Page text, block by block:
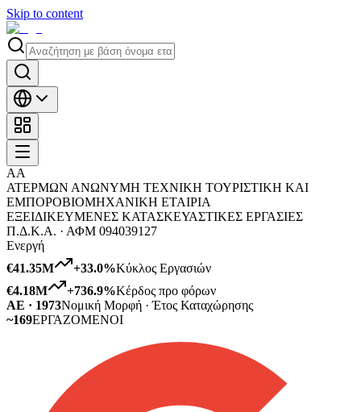
Skip to content
ΑΑ
ΑΤΕΡΜΩΝ ΑΝΩΝΥΜΗ ΤΕΧΝΙΚΗ ΤΟΥΡΙΣΤΙΚΗ ΚΑΙ
ΕΜΠΟΡΟΒΙΟΜΗΧΑΝΙΚΗ ΕΤΑΙΡΙΑ
ΕΞΕΙΔΙΚΕΥΜΕΝΕΣ ΚΑΤΑΣΚΕΥΑΣΤΙΚΕΣ ΕΡΓΑΣΙΕΣ
Π.Δ.Κ.Α. · ΑΦΜ 094039127
Ενεργή
€41.35M
+33.0%Κύκλος Εργασιών
€4.18M
+736.9%Κέρδος προ φόρων
ΑΕ · 1973Νομική Μορφή · Έτος Καταχώρησης
~169ΕΡΓΑΖΟΜΕΝΟΙ